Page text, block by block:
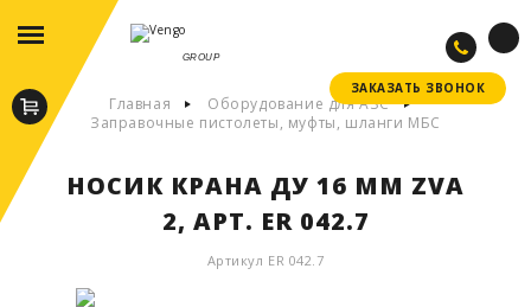
ЗАКАЗАТЬ ЗВОНОК
ЗАКАЗАТЬ ЗВОНОК
GROUP
Главная
Оборудование для АЗС
Заправочные пистолеты, муфты, шланги МБС
НОСИК КРАНА ДУ 16 ММ ZVA
2, АРТ. ER 042.7
Артикул ER 042.7